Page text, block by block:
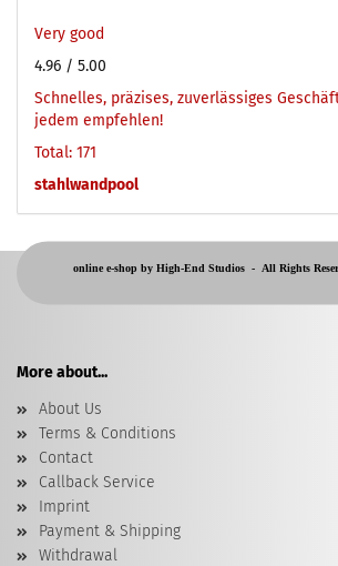
Very good
4.96 / 5.00
Schnelles, präzises, zuverlässiges
jedem empfehlen!
Total: 171
stahlwandpool
online e-shop by High-End Studios - All Rights
More about...
About Us
Terms & Conditions
Contact
Callback Service
Imprint
Payment & Shipping
Withdrawal